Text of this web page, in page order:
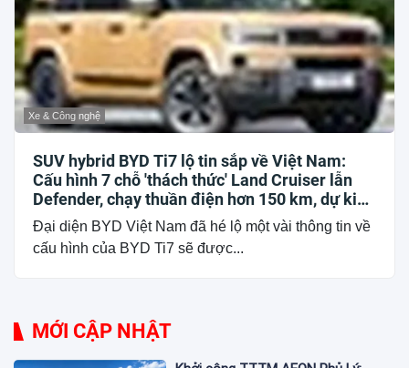
Xe & Công nghệ
SUV hybrid BYD Ti7 lộ tin sắp về Việt Nam:
Cấu hình 7 chỗ 'thách thức' Land Cruiser lẫn
Defender, chạy thuần điện hơn 150 km, dự kiến
mở bán trong quý III/2026
Đại diện BYD Việt Nam đã hé lộ một vài thông tin về
cấu hình của BYD Ti7 sẽ được...
MỚI CẬP NHẬT